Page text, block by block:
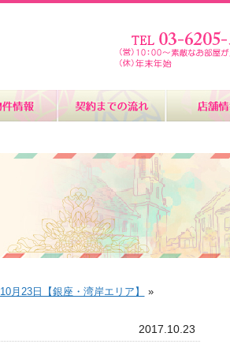
10月23日【銀座・湾岸エリア】 »
2017.10.23